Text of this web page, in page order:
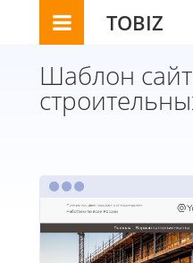
TOBIZ
Шаблон